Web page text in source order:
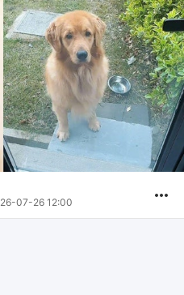
07-26 12:00